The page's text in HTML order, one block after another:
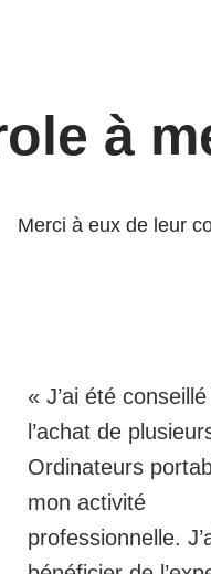
à
Merci à eux de leur
« J’ai été
l’achat de
Ordinateurs
mon activité
professionnelle.